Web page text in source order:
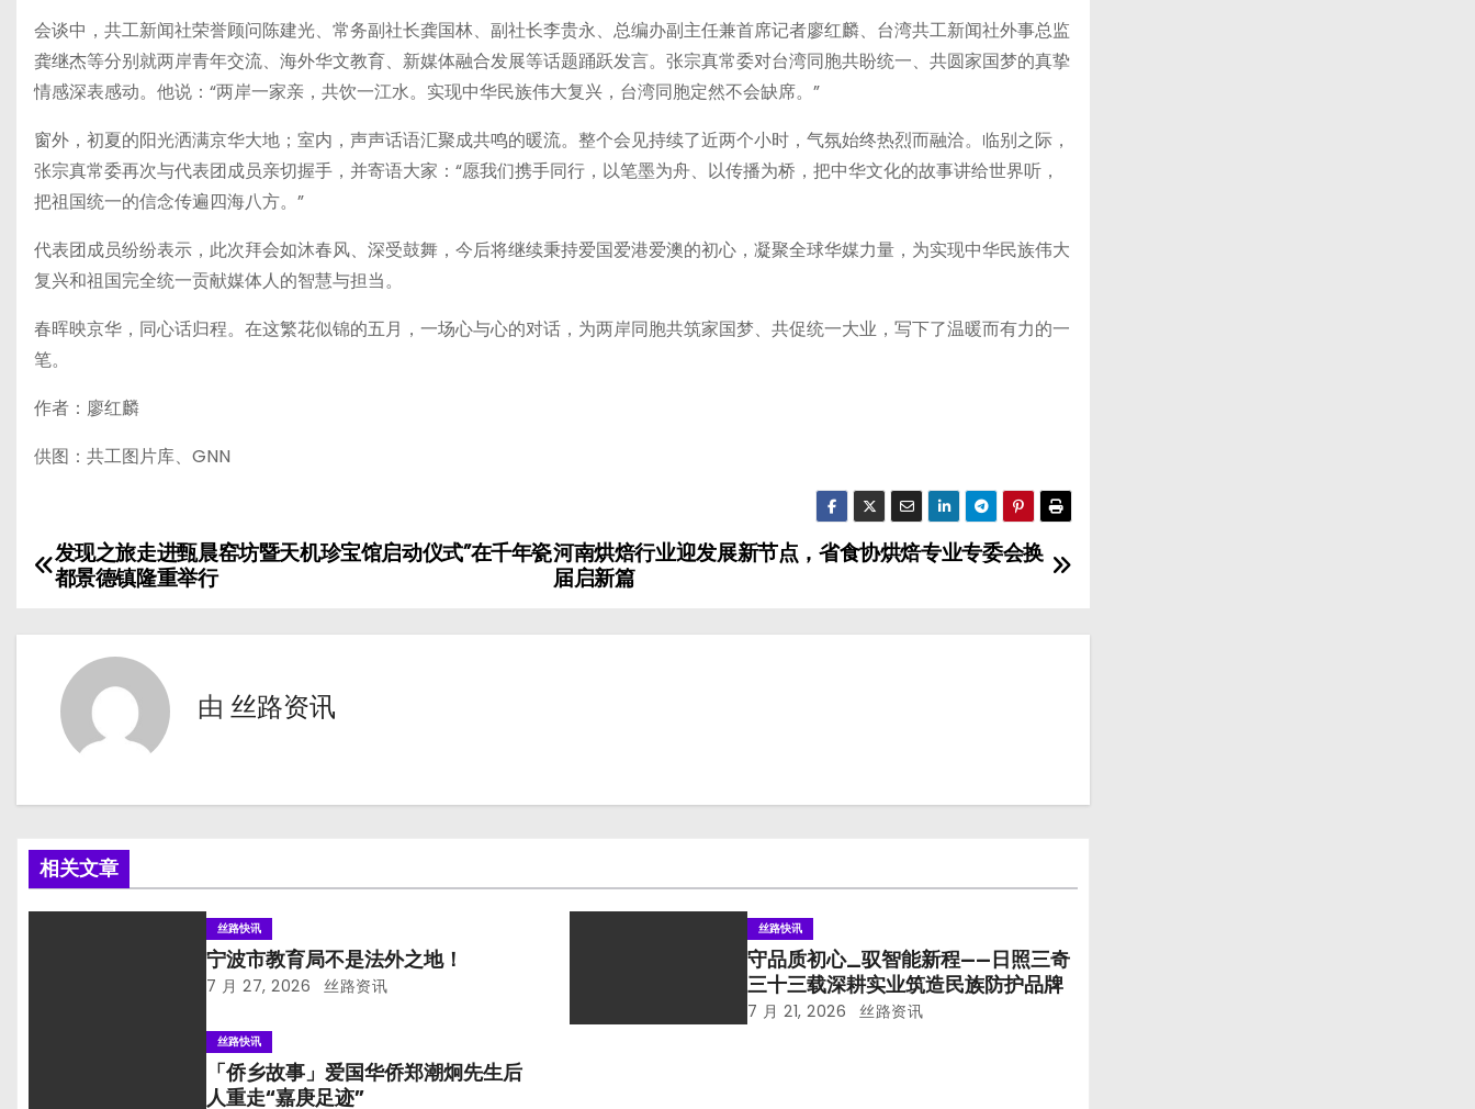
会谈中，共工新闻社荣誉顾问陈建光、常务副社长龚国林、副社长李贵永、总编办副主任兼首席记者廖红麟、台湾共工新闻社外事总监
龚继杰等分别就两岸青年交流、海外华文教育、新媒体融合发展等话题踊跃发言。张宗真常委对台湾同胞共盼统一、共圆家国梦的真挚
情感深表感动。他说：“两岸一家亲，共饮一江水。实现中华民族伟大复兴，台湾同胞定然不会缺席。”
窗外，初夏的阳光洒满京华大地；室内，声声话语汇聚成共鸣的暖流。整个会见持续了近两个小时，气氛始终热烈而融洽。临别之际，
张宗真常委再次与代表团成员亲切握手，并寄语大家：“愿我们携手同行，以笔墨为舟、以传播为桥，把中华文化的故事讲给世界听，
把祖国统一的信念传遍四海八方。”
代表团成员纷纷表示，此次拜会如沐春风、深受鼓舞，今后将继续秉持爱国爱港爱澳的初心，凝聚全球华媒力量，为实现中华民族伟大
复兴和祖国完全统一贡献媒体人的智慧与担当。
春晖映京华，同心话归程。在这繁花似锦的五月，一场心与心的对话，为两岸同胞共筑家国梦、共促统一大业，写下了温暖而有力的一
笔。
作者：廖红麟
供图：共工图片库、GNN
文
航
河南烘焙行业迎发展新节点，省食协烘焙专业专委会换
届启新篇
发现之旅走进甄晨窑坊暨天机珍宝馆启动仪式”在千年瓷
都景德镇隆重举行
由 丝路资讯
相关文章
丝路快讯
宁波市教育局不是法外之地！
7 月 27, 2026 丝路资讯
丝路快讯
守品质初心_驭智能新程——日照三奇
三十三载深耕实业筑造民族防护品牌
7 月 21, 2026 丝路资讯
丝路快讯
「侨乡故事」爱国华侨郑潮炯先生后
人重走“嘉庚足迹”